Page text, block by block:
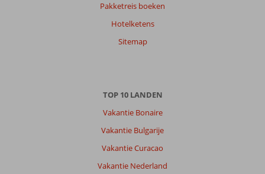
Pakketreis boeken
Hotelketens
Sitemap
TOP 10 LANDEN
Vakantie Bonaire
Vakantie Bulgarije
Vakantie Curacao
Vakantie Nederland